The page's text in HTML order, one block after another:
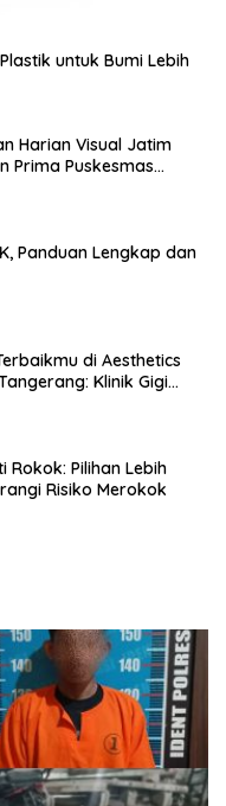
untuk Bumi Lebih
Harian Visual Jatim
Prima Puskesmas
Panduan Lengkap dan
di Aesthetics
Klinik Gigi
Rokok: Pilihan Lebih
Risiko Merokok